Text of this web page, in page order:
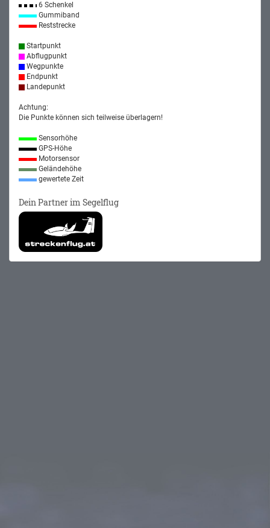
6 Schenkel
Gummiband
Reststrecke
Startpunkt
Abflugpunkt
Wegpunkte
Endpunkt
Landepunkt
Achtung:
Die Punkte können sich teilweise überlagern!
Sensorhöhe
GPS-Höhe
Motorsensor
Geländehöhe
gewertete Zeit
Dein Partner im Segelflug